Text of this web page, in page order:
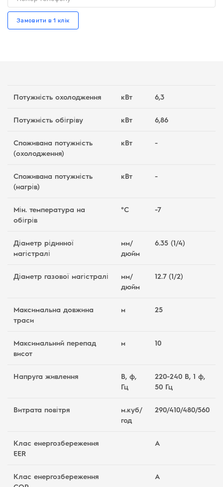
Замовити в 1 клік
Потужність охолодження кВт 6,3
Потужність обігріву кВт 6,86
Споживана потужність
(охолодження)
кВт -
Споживана потужність
(нагрів)
кВт -
Мін. температура на
обігрів
°C -7
Діаметр рідинної
магістралі
мм/
дюйм
6.35 (1/4)
Діаметр газової магістралі
мм/
дюйм
12.7 (1/2)
Максимальна довжина
траси
м 25
Максимальний перепад
висот
м 10
Напруга живлення
В, ф,
Гц
220-240 В, 1 ф,
50 Гц
Витрата повітря
м.куб/
год
290/410/480/560
Клас енергозбереження
EER
A
Клас енергозбереження
A